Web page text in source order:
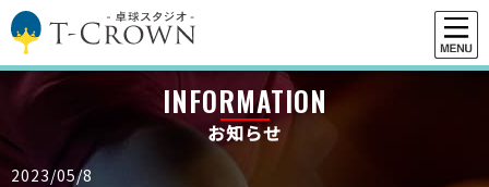
INFORMATION
お知らせ
2023/05/8